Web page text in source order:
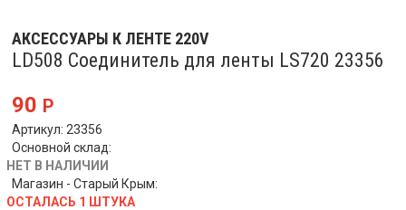
АКСЕССУАРЫ К ЛЕНТЕ 220V
LD508 Соединитель для ленты LS720 23356
90 Р
Артикул: 23356
Основной склад:
НЕТ В НАЛИЧИИ
Магазин - Старый Крым:
ОСТАЛАСЬ 1 ШТУКА